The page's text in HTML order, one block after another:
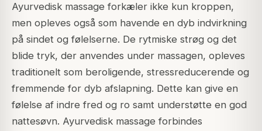
Ayurvedisk massage forkæler ikke kun kroppen,
men opleves også som havende en dyb indvirkning
på sindet og følelserne. De rytmiske strøg og det
blide tryk, der anvendes under massagen, opleves
traditionelt som beroligende, stressreducerende og
fremmende for dyb afslapning. Dette kan give en
følelse af indre fred og ro samt understøtte en god
nattesøvn. Ayurvedisk massage forbindes